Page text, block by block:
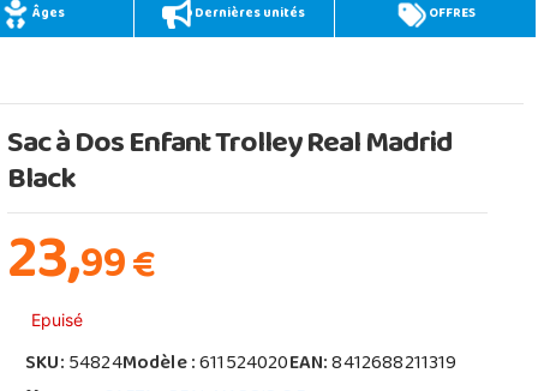
Âges Dernières unités OFFRES
Sac à Dos Enfant Trolley Real Madrid
Black
23,99€
Epuisé
SKU:54824Modèle :611524020EAN:8412688211319